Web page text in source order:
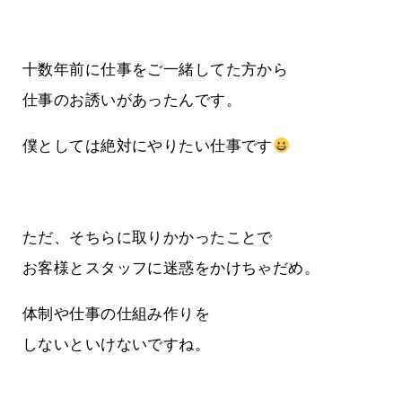
十数年前に仕事をご一緒してた方から
仕事のお誘いがあったんです。
僕としては絶対にやりたい仕事です
ただ、そちらに取りかかったことで
お客様とスタッフに迷惑をかけちゃだめ。
体制や仕事の仕組み作りを
しないといけないですね。